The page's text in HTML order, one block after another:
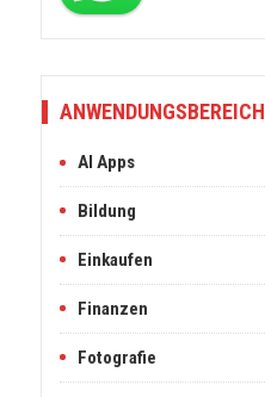
ANWENDUNGSBEREICH
AI Apps
Bildung
Einkaufen
Finanzen
Fotografie